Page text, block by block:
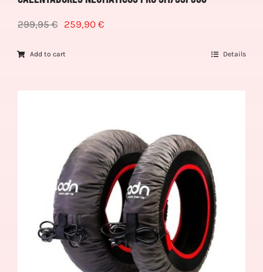
299,95€ 259,90 €
Add to cart Details